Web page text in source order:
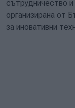
сътрудничество
организирана от
за иновативни